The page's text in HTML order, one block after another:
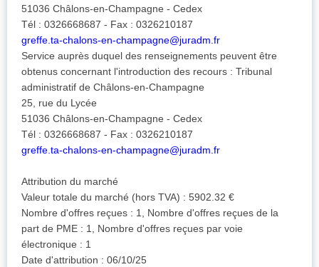
51036 Châlons-en-Champagne - Cedex
Tél : 0326668687 - Fax : 0326210187
greffe.ta-chalons-en-champagne@juradm.fr
Service auprès duquel des renseignements peuvent être
obtenus concernant l'introduction des recours : Tribunal
administratif de Châlons-en-Champagne
25, rue du Lycée
51036 Châlons-en-Champagne - Cedex
Tél : 0326668687 - Fax : 0326210187
greffe.ta-chalons-en-champagne@juradm.fr
Attribution du marché
Valeur totale du marché (hors TVA) : 5902.32 €
Nombre d'offres reçues : 1, Nombre d'offres reçues de la
part de PME : 1, Nombre d'offres reçues par voie
électronique : 1
Date d'attribution : 06/10/25